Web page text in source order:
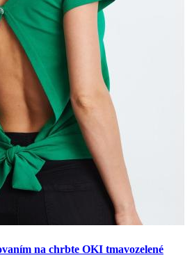
na chrbte OKI tmavozelené